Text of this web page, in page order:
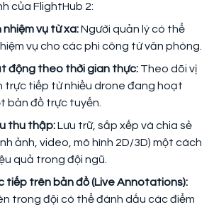
của FlightHub 2:
vụ từ xa:Người quản lý có thể
vụ cho các phi công từ văn phòng.
động theo thời gian thực: Theo dõi vị
trực tiếp từ nhiều drone đang hoạt
bản đồ trực tuyến.
thu thập:Lưu trữ, sắp xếp và chia sẻ
ảnh, video, mô hình 2D/3D) một cách
quả trong đội ngũ.
tiếp trên bản đồ (Live Annotations):
trong đội có thể đánh dấu các điểm